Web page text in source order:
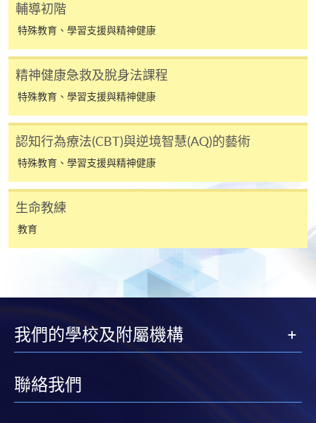
課程負責人會為學員送上「註冊及學費通知」
(「通知」)，請填妥有關「通知」，並親往報名中
有關繳費詳情，請參閱付款方法
何疑問，請詳閱個別課程資料，或聯絡有關課程負責
人或報名中心。
課程/科目報名注意事項:
選用網上報名服務必須在已接駁互聯網及支援
JavaScript程式瀏覽器的電腦上進行。建議選用
Google Chrome瀏覽器。
必須重新開始整個申請程序。
網上報名只支援「提早報讀優惠」。如需享用其他
報讀優惠，請親臨學院的報名中心報名。
統處理上為兩個不同的程序，成功付款並不保證成
功被獲取錄。任何不成功的申請，課程組職員將儘
申請人應注意，不論親身或網上報讀，相同的課
輔導初階
特殊教育、學習支援與精神健康
精神健康急救及脫身法課程
特殊教育、學習支援與精神健康
認知行為療法(CBT)與逆境智慧(AQ)的藝術
特殊教育、學習支援與精神健康
生命教練
教育
我們的學校及附屬機構
聯絡我們